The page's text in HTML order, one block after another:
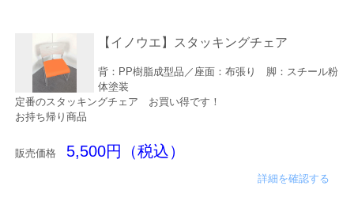
【イノウエ】スタッキングチェア
背：PP樹脂成型品／座面：布張り 脚：スチール粉
体塗装
定番のスタッキングチェア お買い得です！
お持ち帰り商品
販売価格 5,500円（税込）
詳細を確認する